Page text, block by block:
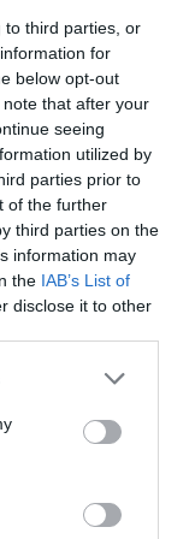
to third parties, or
for
below opt-out
that after your
seeing
utilized by
parties prior to
of the further
third parties on the
information may
the IAB’s List of
disclose it to other
or more Google
You may click to
party tags to
in below Google
fun”: Μια
τις